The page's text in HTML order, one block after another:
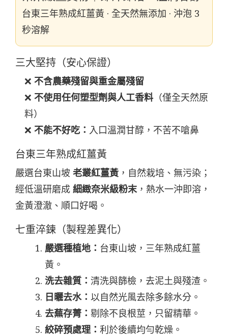
台東三年熟成紅薑黃 · 全天然無添加 · 沖泡 3
秒溶解
三大堅持（安心保證）
❌ 不含農藥殘留與重金屬殘留
❌ 不使用任何塑型劑與人工香料（僅全天然原
料）
❌ 不能不好吃： 入口溫潤甘醇，不苦不嗆鼻
台東三年熟成紅薑黃
嚴選台東山坡 老叢紅薑黃 ，自然栽培、無污染；
經低溫研磨成 細緻奈米級粉末，熱水一沖即溶，
金黃澄澈、順口好喝。
七重淬鍊（製程差異化）
嚴選種植地： 台東山坡，三年熟成紅薑
黃。
洗去雜質： 清洗與篩檢，去泥土與殘渣。
日曬去水： 以自然光風去除多餘水分。
去蕪存菁： 剔除不良根莖，只留精華。
絞碎預處理： 利於後續均勻乾燥。